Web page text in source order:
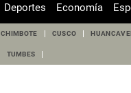
Deportes Economía
CHIMBOTE CUSCO
TUMBES